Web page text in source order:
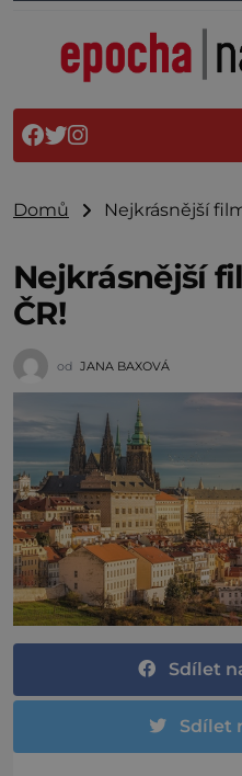
Domů Nejkrásnější
Nejkrásnější
ČR!
od JANA BAXOVÁ
Sdílet
Sdílet